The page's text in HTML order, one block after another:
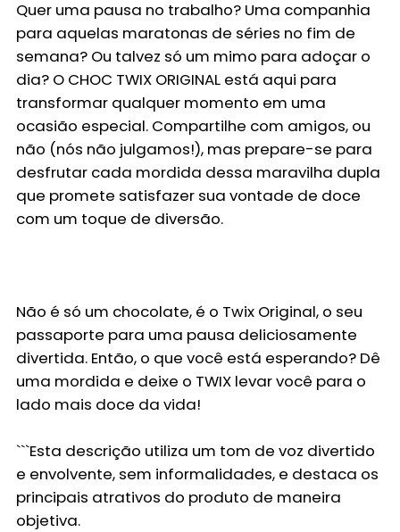
Quer uma pausa no trabalho? Uma companhia
para aquelas maratonas de séries no fim de
semana? Ou talvez só um mimo para adoçar o
dia? O CHOC TWIX ORIGINALestá aqui para
transformar qualquer momento em uma
ocasião especial. Compartilhe com amigos, ou
não (nós não julgamos!), mas prepare-se para
desfrutar cada mordida dessa maravilha dupla
que promete satisfazer sua vontade de doce
com um toque de diversão.
Não é só um chocolate, é o Twix Original, o seu
passaporte para uma pausa deliciosamente
divertida. Então, o que você está esperando? Dê
uma mordida e deixe o TWIX levar você para o
lado mais doce da vida!
```Esta descrição utiliza um tom de voz divertido
e envolvente, sem informalidades, e destaca os
principais atrativos do produto de maneira
objetiva.